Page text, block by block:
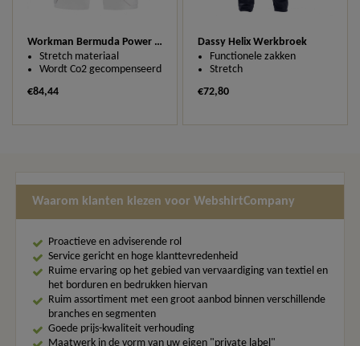
Workman Bermuda Power 2 Stretch
€84,44
Stretch materiaal
Wordt Co2 gecompenseerd
Dassy Helix Werkbroek
€72,80
Functionele zakken
Stretch
Waarom klanten kiezen voor WebshirtCompany
Proactieve en adviserende rol
Service gericht en hoge klanttevredenheid
Ruime ervaring op het gebied van vervaardiging van textiel en
het borduren en bedrukken hiervan
Ruim assortiment met een groot aanbod binnen verschillende
branches en segmenten
Goede prijs-kwaliteit verhouding
Maatwerk in de vorm van uw eigen "private label"